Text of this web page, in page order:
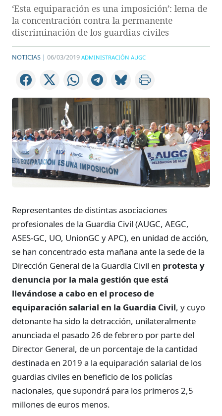
‘Esta equiparación es una imposición’: lema de
la concentración contra la permanente
discriminación de los guardias civiles
NOTICIAS | 06/03/2019 ADMINISTRACIÓN AUGC
Representantes de distintas asociaciones
profesionales de la Guardia Civil (AUGC, AEGC,
ASES-GC, UO, UnionGC y APC), en unidad de acción,
se han concentrado esta mañana ante la sede de la
Dirección General de la Guardia Civil en protesta y
denuncia por la mala gestión que está
llevándose a cabo en el proceso de
equiparación salarial en la Guardia Civil, y cuyo
detonante ha sido la detracción, unilateralmente
anunciada el pasado 26 de febrero por parte del
Director General, de un porcentaje de la cantidad
destinada en 2019 a la equiparación salarial de los
guardias civiles en beneficio de los policías
nacionales, que supondrá para los primeros 2,5
millones de euros menos.